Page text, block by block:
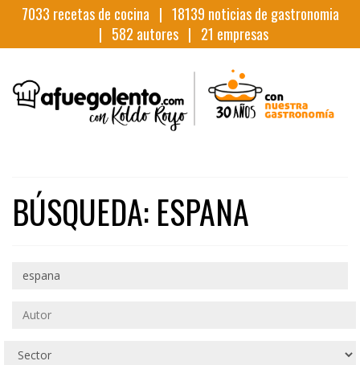
7033 recetas de cocina | 18139 noticias de gastronomia
| 582 autores | 21 empresas
BÚSQUEDA: ESPANA